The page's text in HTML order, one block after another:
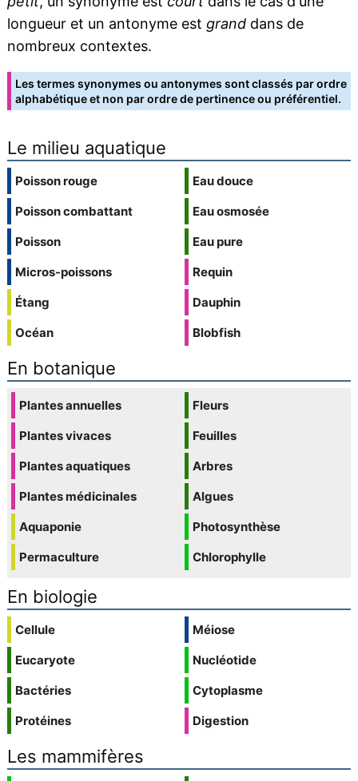
longueur et un antonyme est granddans de
nombreux contextes.
Les termes synonymes ou antonymes sont classés par ordre
alphabétique et non par ordre de pertinence ou préférentiel.
Le milieu aquatique
Poisson rouge
Poisson combattant
Poisson
Micros-poissons
Étang
Océan
Eau douce
Eau osmosée
Eau pure
Requin
Dauphin
Blobfish
En botanique
Plantes annuelles
Plantes vivaces
Plantes aquatiques
Plantes médicinales
Aquaponie
Permaculture
Fleurs
Feuilles
Arbres
Algues
Photosynthèse
Chlorophylle
En biologie
Cellule
Eucaryote
Bactéries
Protéines
Méiose
Nucléotide
Cytoplasme
Digestion
Les mammifères